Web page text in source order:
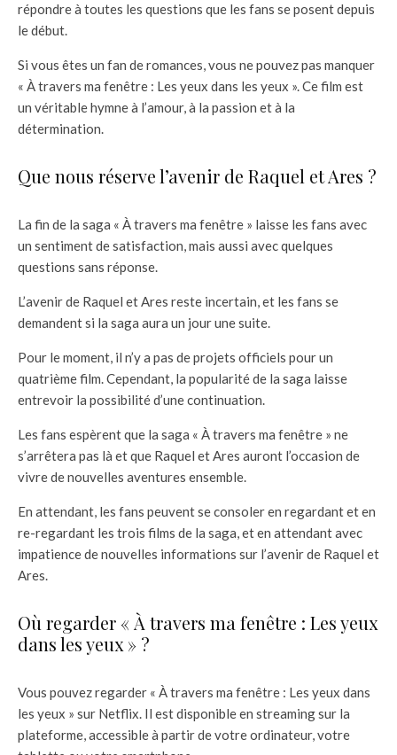
répondre à toutes les questions que les fans se posent depuis
le début.
Si vous êtes un fan de romances, vous ne pouvez pas manquer
« À travers ma fenêtre : Les yeux dans les yeux ». Ce film est
un véritable hymne à l’amour, à la passion et à la
détermination.
Que nous réserve l’avenir de Raquel et Ares ?
La fin de la saga « À travers ma fenêtre » laisse les fans avec
un sentiment de satisfaction, mais aussi avec quelques
questions sans réponse.
L’avenir de Raquel et Ares reste incertain, et les fans se
demandent si la saga aura un jour une suite.
Pour le moment, il n’y a pas de projets officiels pour un
quatrième film. Cependant, la popularité de la saga laisse
entrevoir la possibilité d’une continuation.
Les fans espèrent que la saga « À travers ma fenêtre » ne
s’arrêtera pas là et que Raquel et Ares auront l’occasion de
vivre de nouvelles aventures ensemble.
En attendant, les fans peuvent se consoler en regardant et en
re-regardant les trois films de la saga, et en attendant avec
impatience de nouvelles informations sur l’avenir de Raquel et
Ares.
Où regarder « À travers ma fenêtre : Les yeux
dans les yeux » ?
Vous pouvez regarder « À travers ma fenêtre : Les yeux dans
les yeux » sur Netflix. Il est disponible en streaming sur la
plateforme, accessible à partir de votre ordinateur, votre